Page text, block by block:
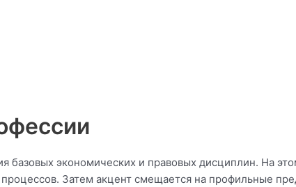
базовых экономических и правовых дисциплин. На
Затем акцент смещается на профильные